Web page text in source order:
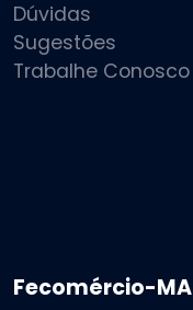
Dúvidas
Sugestões
Trabalhe Conosco
Fecomércio-MA